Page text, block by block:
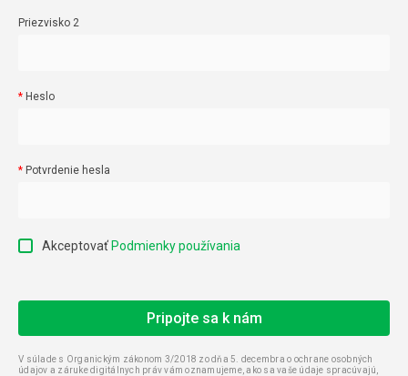
Priezvisko 2
Heslo
Potvrdenie hesla
Akceptovať Podmienky používania
V súlade s Organickým zákonom 3/2018 zo dňa 5. decembra o ochrane osobných
údajov a záruke digitálnych práv vám oznamujeme, ako sa vaše údaje spracúvajú,